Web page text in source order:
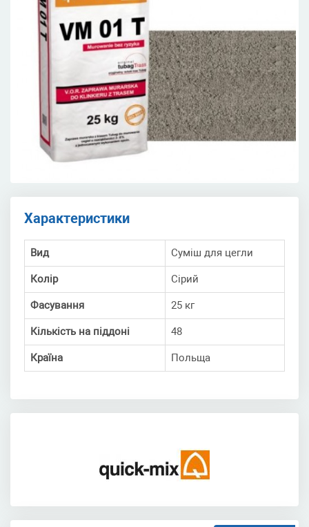
Характеристики
Вид Суміш для цегли
Колір Сірий
Фасування 25 кг
Кількість на піддоні 48
Країна Польща